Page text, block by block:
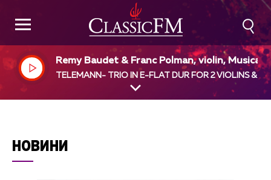
Remy Baudet & Franc Polman, violin, Musica
phion, Pieter - Jan Belder, dir
TELEMANN- TRIO IN E-FLAT DUR FOR 2 VIOLINS &
НОВИНИ